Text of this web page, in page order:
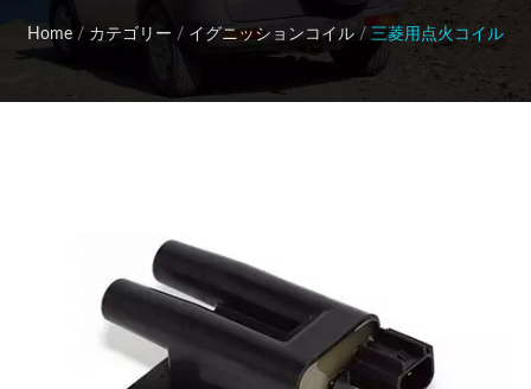
Home / カテゴリー / イグニッションコイル / 三菱用点火コイル